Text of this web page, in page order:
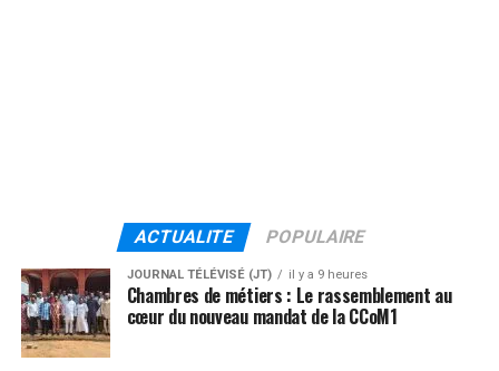
ACTUALITE POPULAIRE
JOURNAL TÉLÉVISÉ (JT) il y a 9 heures
Chambres de métiers : Le rassemblement au
cœur du nouveau mandat de la CCoM1